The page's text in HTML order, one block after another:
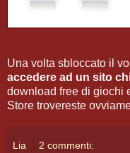
Una volta sbloccato il
accedere ad un sito
download free di giochi
Store trovereste
Lia 2 commenti: